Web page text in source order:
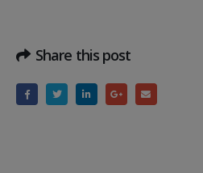
Share this post